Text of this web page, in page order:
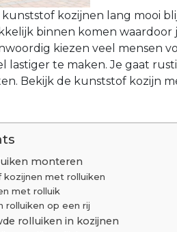
kozijnen lang mooi
binnen komen waardoor
kiezen veel mensen
lastiger te maken. Je gaat
Bekijk de kunststof kozijn
monteren
met rolluiken
met rolluik
rolluiken op een rij
rolluiken in kozijnen